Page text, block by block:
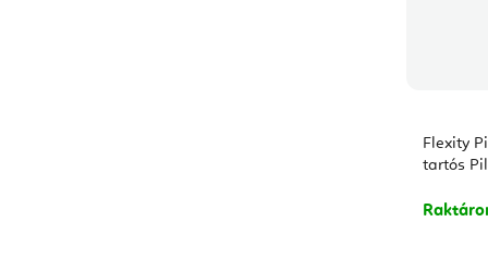
Flexity
tartós